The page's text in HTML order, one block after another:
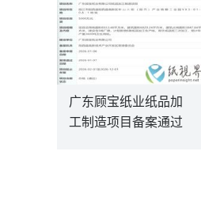
广东顾宝纸业纸品加
工制造项目备案通过